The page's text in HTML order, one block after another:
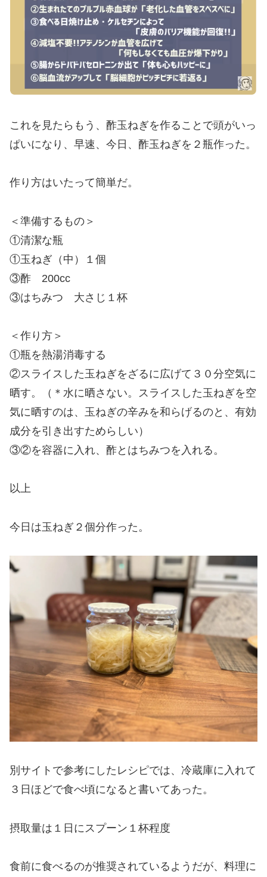
これを見たらもう、酢玉ねぎを作ることで頭がいっ
ぱいになり、早速、今日、酢玉ねぎを２瓶作った。
作り方はいたって簡単だ。
＜準備するもの＞
①清潔な瓶
①玉ねぎ（中）１個
③酢 200cc
③はちみつ 大さじ１杯
＜作り方＞
①瓶を熱湯消毒する
②スライスした玉ねぎをざるに広げて３０分空気に
晒す。（＊水に晒さない。スライスした玉ねぎを空
気に晒すのは、玉ねぎの辛みを和らげるのと、有効
成分を引き出すためらしい）
③②を容器に入れ、酢とはちみつを入れる。
以上
今日は玉ねぎ２個分作った。
別サイトで参考にしたレシピでは、冷蔵庫に入れて
３日ほどで食べ頃になると書いてあった。
摂取量は１日にスプーン１杯程度
食前に食べるのが推奨されているようだが、料理に